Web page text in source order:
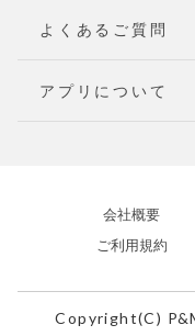
よくあるご質問
アプリについて
会社概要
ご利用規約
Copyright(C)